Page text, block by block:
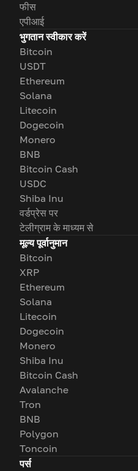
फीस
एपीआई
भुगतान स्वीकार करें
Bitcoin
USDT
Ethereum
Solana
Litecoin
Dogecoin
Monero
BNB
Bitcoin Cash
USDC
Shiba Inu
वर्डप्रेस पर
टेलीग्राम के माध्यम से
मूल्य पूर्वानुमान
Bitcoin
XRP
Ethereum
Solana
Litecoin
Dogecoin
Monero
Shiba Inu
Bitcoin Cash
Avalanche
Tron
BNB
Polygon
Toncoin
पर्स